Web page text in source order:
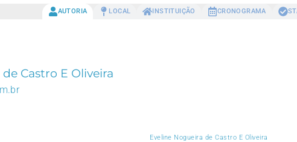
AUTORIA LOCAL INSTITUIÇÃO CRONOGRAMA
Castro E Oliveira
Eveline Nogueira de Castro E Oliveira